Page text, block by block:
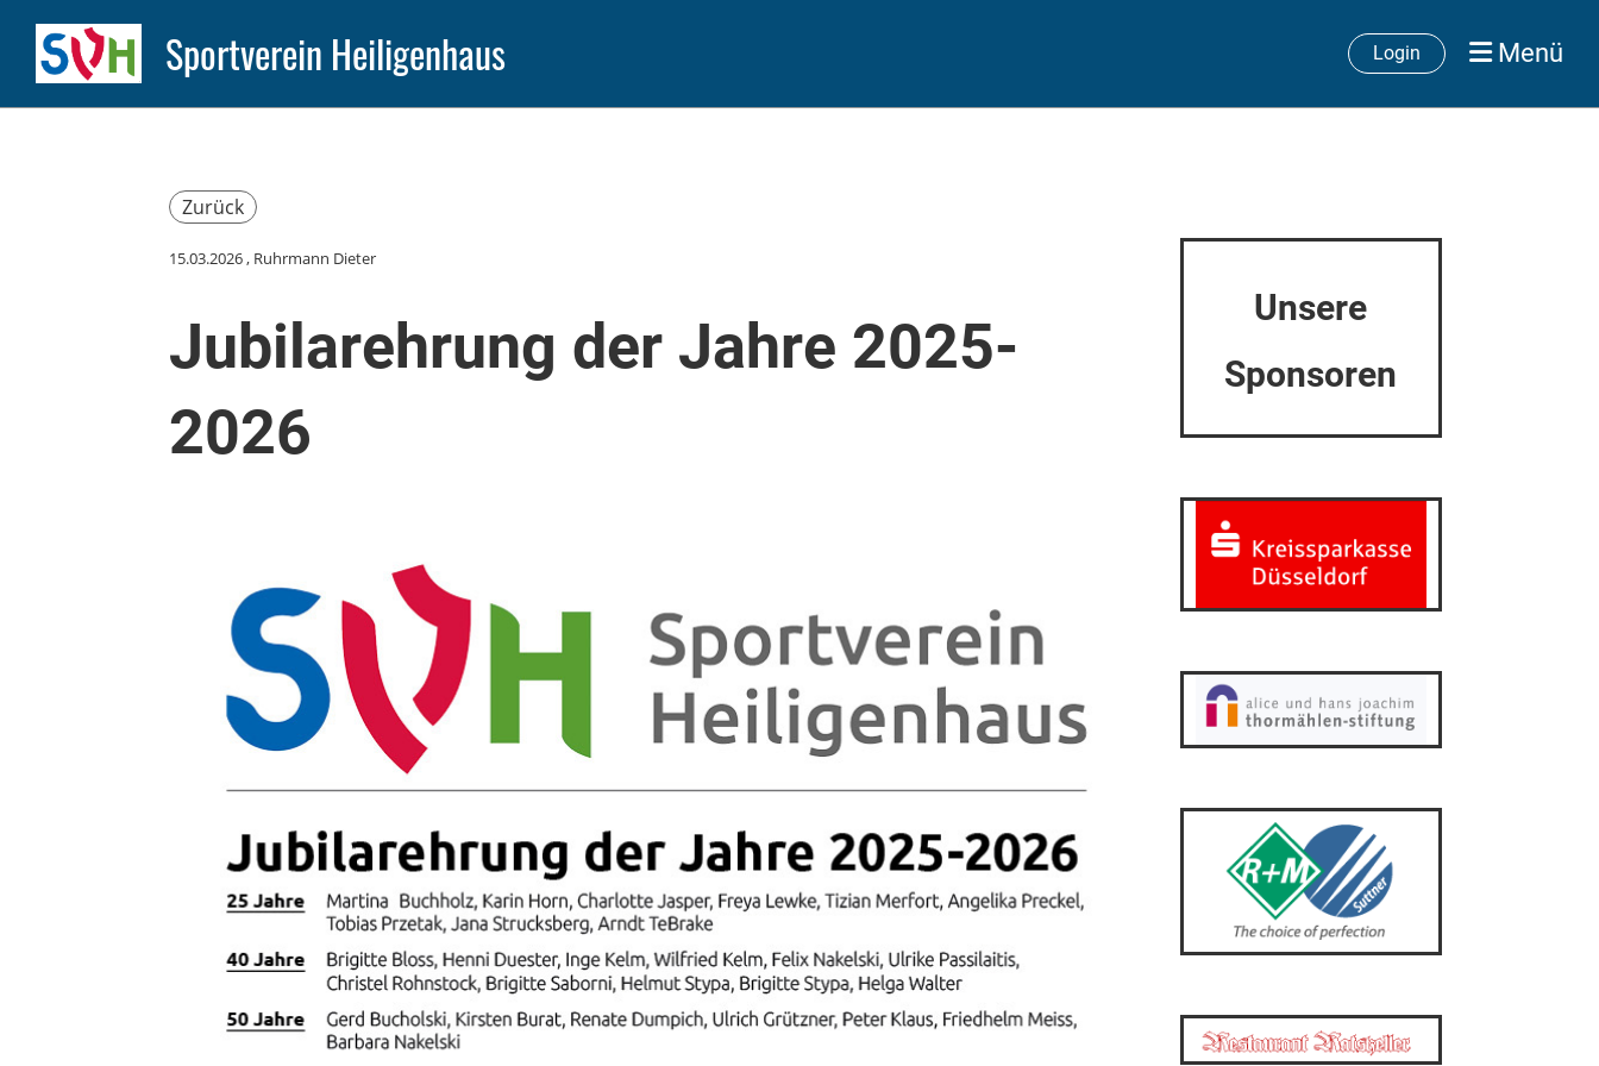
Sportverein Heiligenhaus Login Menü
Zurück
15.03.2026, Ruhrmann Dieter
Jubilarehrung der Jahre 2025-
2026
Unsere
Sponsoren